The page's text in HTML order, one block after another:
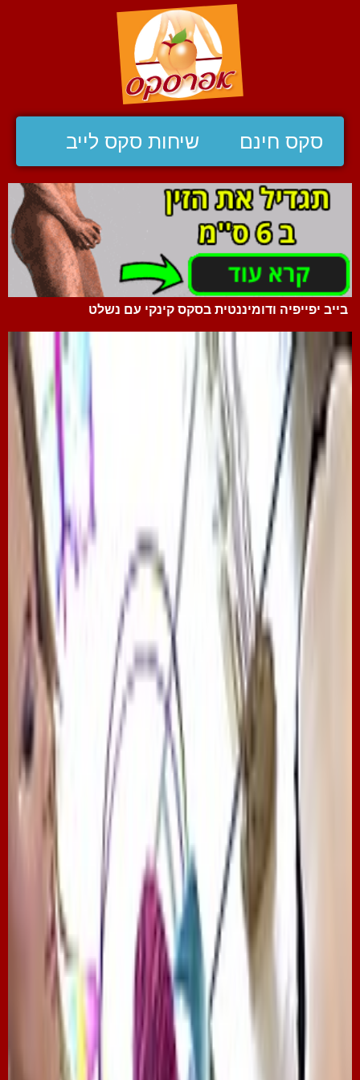
סקס חינם שיחות סקס לייב
בייב יפייפיה ודומיננטית בסקס קינקי עם נשלט